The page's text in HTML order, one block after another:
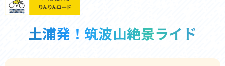
土浦発！筑波山絶景ライド